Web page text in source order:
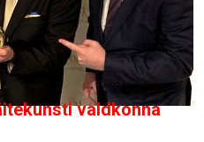
valdkonna